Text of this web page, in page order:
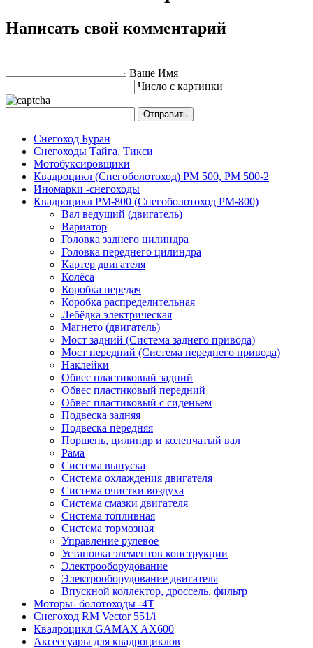
Написать свой комментарий
Ваше Имя
Число с картинки
Снегоход Буран
Снегоходы Тайга, Тикси
Мотобуксировщики
Квадроцикл (Снегоболотоход) РМ 500, РМ 500-2
Иномарки -снегоходы
Квадроцикл РМ-800 (Снегоболотоход РМ-800)
Вал ведущий (двигатель)
Вариатор
Головка заднего цилиндра
Головка переднего цилиндра
Картер двигателя
Колёса
Коробка передач
Коробка распределительная
Лебёдка электрическая
Магнето (двигатель)
Мост задний (Система заднего привода)
Мост передний (Система переднего привода)
Наклейки
Обвес пластиковый задний
Обвес пластиковый передний
Обвес пластиковый с сиденьем
Подвеска задняя
Подвеска передняя
Поршень, цилиндр и коленчатый вал
Рама
Система выпуска
Система охлаждения двигателя
Система очистки воздуха
Система смазки двигателя
Система топливная
Система тормозная
Управление рулевое
Установка элементов конструкции
Электрооборудование
Электрооборудование двигателя
Впускной коллектор, дроссель, фильтр
Моторы- болотоходы -4Т
Снегоход RM Vector 551/i
Квадроцикл GAMAX AX600
Аксессуары для квадроциклов